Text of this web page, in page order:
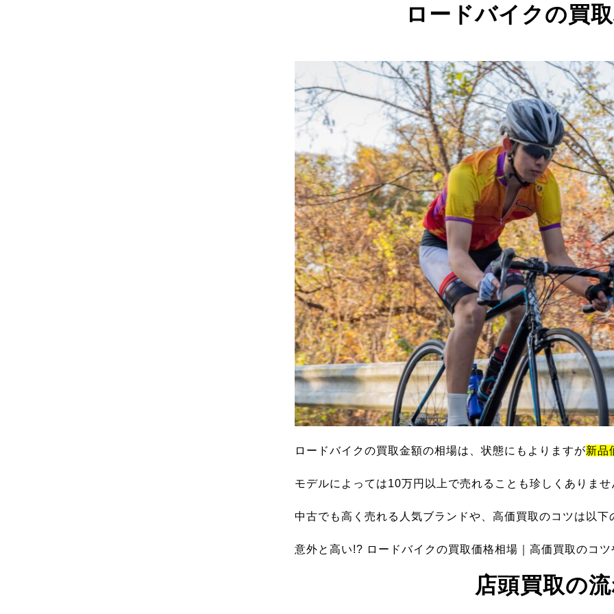
ロードバイクの買
ロードバイクの買取金額の相場は、状態にもよりますが新品
モデルによっては10万円以上で売れることも珍しくありませ
中古でも高く売れる人気ブランドや、高価買取のコツは以
意外と高い!? ロードバイクの買取価格相場｜高価買取のコ
店頭買取の